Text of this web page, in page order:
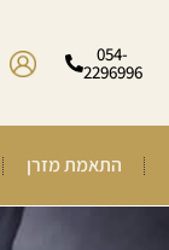
054-
2296996
התאמת מזרן